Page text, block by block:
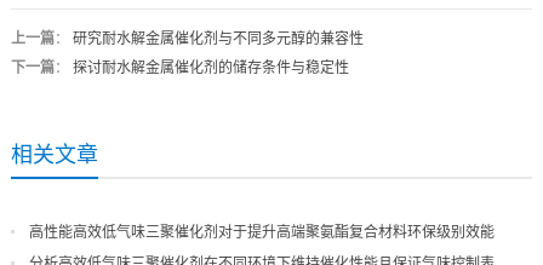
上一篇： 研究耐水解金属催化剂与不同多元醇的兼容性
下一篇： 探讨耐水解金属催化剂的储存条件与稳定性
相关文章
高性能高效低气味三聚催化剂对于提升高端聚氨酯复合材料环保级别效能